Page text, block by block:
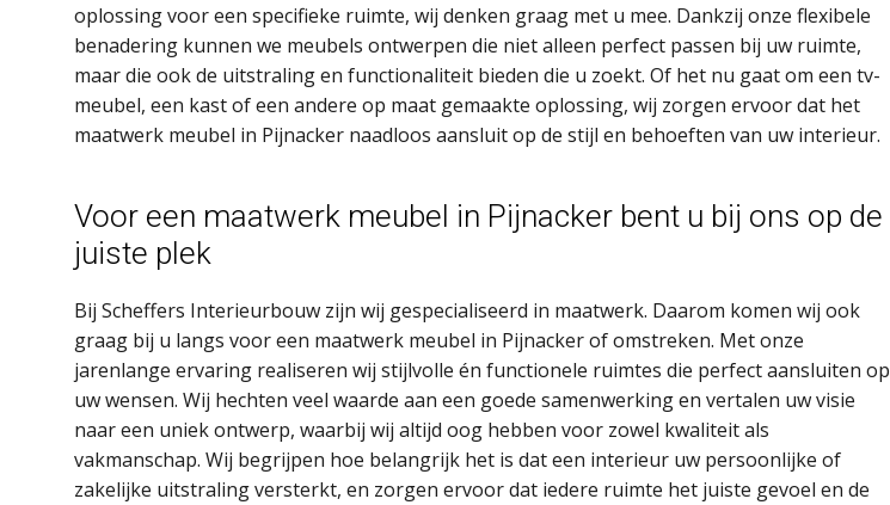
oplossing voor een specifieke ruimte, wij denken graag met u mee. Dankzij onze flexibele
benadering kunnen we meubels ontwerpen die niet alleen perfect passen bij uw ruimte,
maar die ook de uitstraling en functionaliteit bieden die u zoekt. Of het nu gaat om een tv-
meubel, een kast of een andere op maat gemaakte oplossing, wij zorgen ervoor dat het
maatwerk meubel in Pijnacker naadloos aansluit op de stijl en behoeften van uw interieur.
Voor een maatwerk meubel in Pijnacker bent u bij ons op de
juiste plek
Bij Scheffers Interieurbouw zijn wij gespecialiseerd in maatwerk. Daarom komen wij ook
graag bij u langs voor een maatwerk meubel in Pijnacker of omstreken. Met onze
jarenlange ervaring realiseren wij stijlvolle én functionele ruimtes die perfect aansluiten op
uw wensen. Wij hechten veel waarde aan een goede samenwerking en vertalen uw visie
naar een uniek ontwerp, waarbij wij altijd oog hebben voor zowel kwaliteit als
vakmanschap. Wij begrijpen hoe belangrijk het is dat een interieur uw persoonlijke of
zakelijke uitstraling versterkt, en zorgen ervoor dat iedere ruimte het juiste gevoel en de